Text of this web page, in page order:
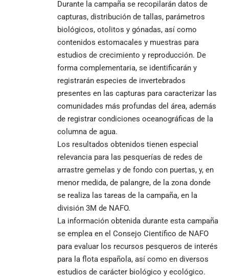
Durante la campaña se recopilarán datos de
capturas, distribución de tallas, parámetros
biológicos, otolitos y gónadas, así como
contenidos estomacales y muestras para
estudios de crecimiento y reproducción. De
forma complementaria, se identificarán y
registrarán especies de invertebrados
presentes en las capturas para caracterizar las
comunidades más profundas del área, además
de registrar condiciones oceanográficas de la
columna de agua.
Los resultados obtenidos tienen especial
relevancia para las pesquerías de redes de
arrastre gemelas y de fondo con puertas, y, en
menor medida, de palangre, de la zona donde
se realiza las tareas de la campaña, en la
división 3M de NAFO.
La información obtenida durante esta campaña
se emplea en el Consejo Científico de NAFO
para evaluar los recursos pesqueros de interés
para la flota española, así como en diversos
estudios de carácter biológico y ecológico.